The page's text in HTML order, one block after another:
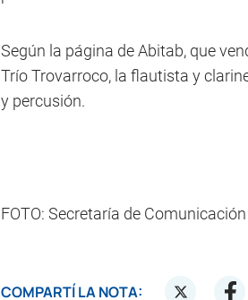
Según la página de Abitab, que
Trío Trovarroco, la flautista y
y percusión.
FOTO: Secretaría de
COMPARTÍ LA NOTA: